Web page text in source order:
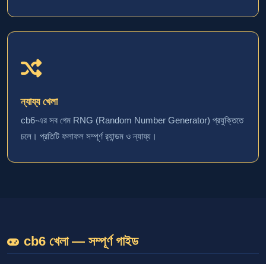
ন্যায্য খেলা
cb6-এর সব গেম RNG (Random Number Generator) প্রযুক্তিতে
চলে। প্রতিটি ফলাফল সম্পূর্ণ র‍্যান্ডম ও ন্যায্য।
cb6 খেলা — সম্পূর্ণ গাইড